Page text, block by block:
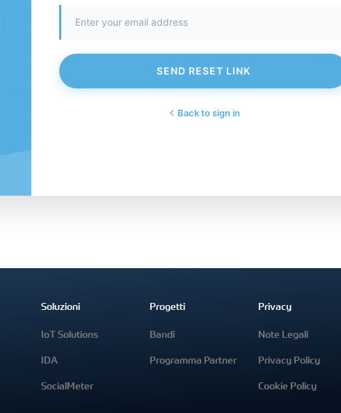
SEND RESET LINK
Back to sign in
Soluzioni
IoT Solutions
IDA
SocialMeter
Progetti
Bandi
Programma Partner
Privacy
Note Legali
Privacy Policy
Cookie Policy